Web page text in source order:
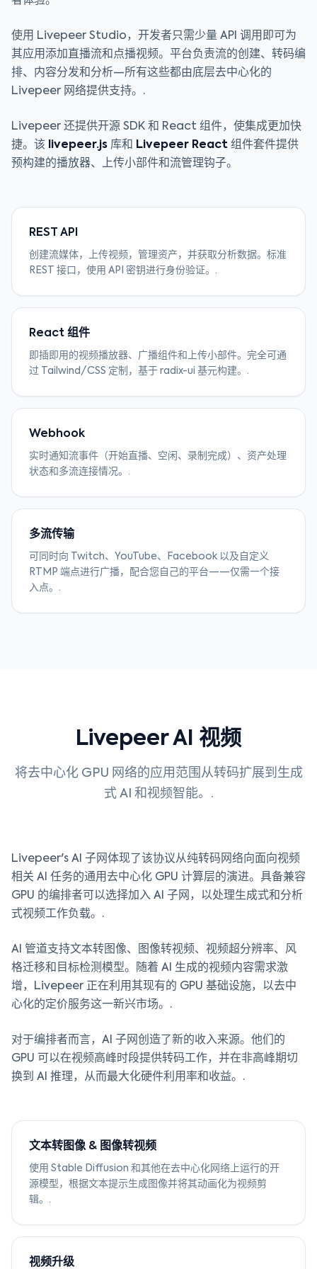
使用 Livepeer Studio，开发者只需少量 API 调用即可为
其应用添加直播流和点播视频。平台负责流的创建、转码编
排、内容分发和分析—所有这些都由底层去中心化的
Livepeer 网络提供支持。.
Livepeer 还提供开源 SDK 和 React 组件，使集成更加快
捷。该
livepeer.js 库和 Livepeer React 组件套件提供
预构建的播放器、上传小部件和流管理钩子。
REST API
创建流媒体，上传视频，管理资产，并获取分析数据。标准
REST 接口，使用 API 密钥进行身份验证。.
React 组件
即插即用的视频播放器、广播组件和上传小部件。完全可通
过 Tailwind/CSS 定制，基于 radix-ui 基元构建。.
Webhook
实时通知流事件（开始直播、空闲、录制完成）、资产处理
状态和多流连接情况。.
多流传输
可同时向 Twitch、YouTube、Facebook 以及自定义
RTMP 端点进行广播，配合您自己的平台——仅需一个接
入点。.
Livepeer AI 视频
将去中心化 GPU 网络的应用范围从转码扩展到生成
式 AI 和视频智能。.
Livepeer's AI 子网体现了该协议从纯转码网络向面向视频
相关 AI 任务的通用去中心化 GPU 计算层的演进。具备兼容
GPU 的编排者可以选择加入 AI 子网，以处理生成式和分析
式视频工作负载。.
AI 管道支持文本转图像、图像转视频、视频超分辨率、风
格迁移和目标检测模型。随着 AI 生成的视频内容需求激
增，Livepeer 正在利用其现有的 GPU 基础设施，以去中
心化的定价服务这一新兴市场。.
对于编排者而言，AI 子网创造了新的收入来源。他们的
GPU 可以在视频高峰时段提供转码工作，并在非高峰期切
换到 AI 推理，从而最大化硬件利用率和收益。.
文本转图像 & 图像转视频
使用 Stable Diffusion 和其他在去中心化网络上运行的开
源模型，根据文本提示生成图像并将其动画化为视频剪
辑。.
视频升级